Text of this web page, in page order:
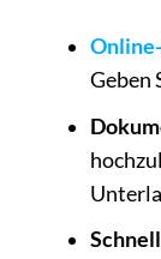
Geben